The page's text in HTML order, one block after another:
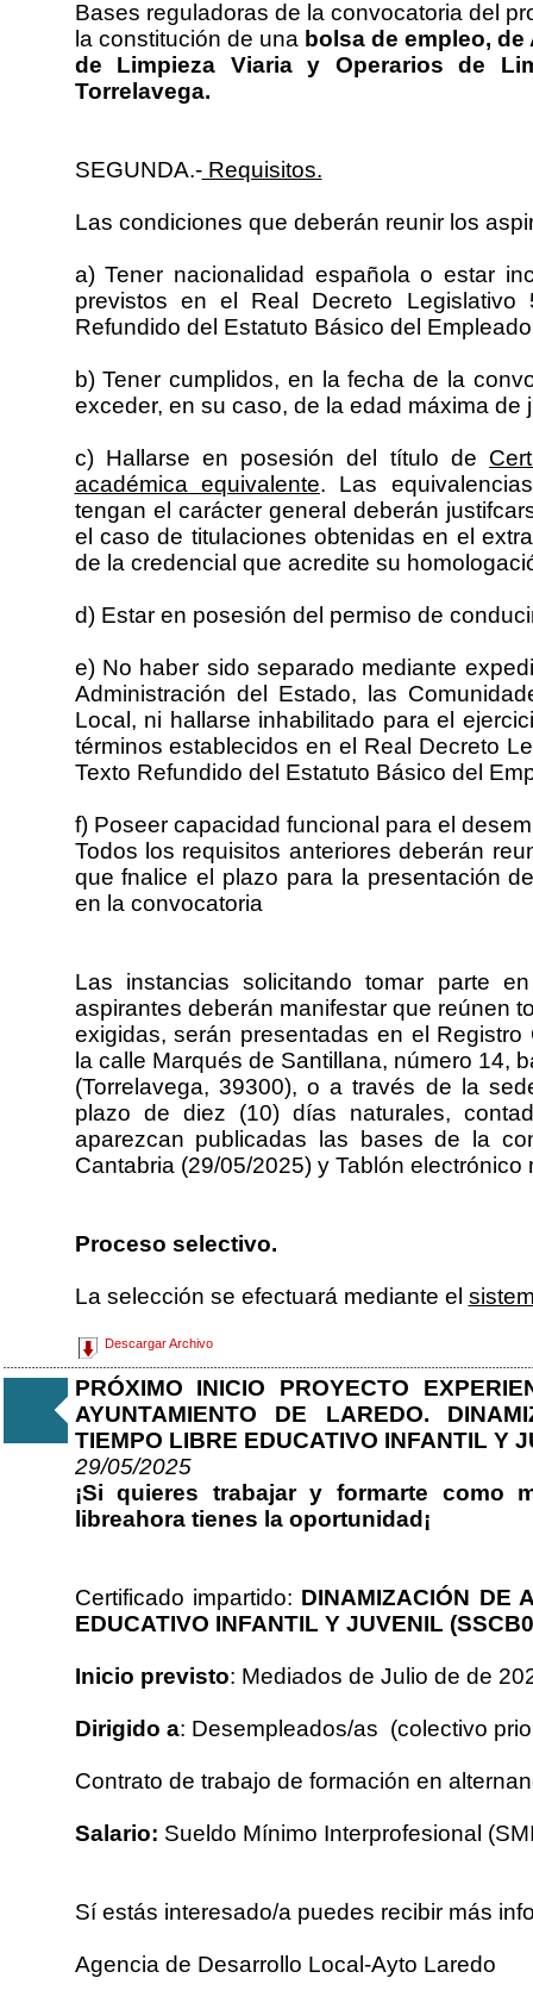
Bases reguladoras de la convocatoria del
la constitución de una bolsa de empleo,
de Limpieza Viaria y Operarios de
Torrelavega.
SEGUNDA.-Requisitos.
Las condiciones que deberán reunir los
a) Tener nacionalidad española o estar
previstos en el Real Decreto
Refundido del Estatuto Básico del
b) Tener cumplidos, en la fecha de la
exceder, en su caso, de la edad máxima de
c) Hallarse en posesión del título de
académica equivalente. Las
tengan el carácter general deberán
el caso de titulaciones obtenidas en el
de la credencial que acredite su
d) Estar en posesión del permiso de
e) No haber sido separado mediante
Administración del Estado, las
Local, ni hallarse inhabilitado para el
términos establecidos en el Real Decreto
Texto Refundido del Estatuto Básico del
f) Poseer capacidad funcional para el
Todos los requisitos anteriores deberán
que fnalice el plazo para la presentación
en la convocatoria
Las instancias solicitando tomar parte
aspirantes deberán manifestar que reúnen
exigidas, serán presentadas en el
la calle Marqués de Santillana, número 14,
(Torrelavega, 39300), o a través de la
plazo de diez (10) días naturales,
aparezcan publicadas las bases de la
Cantabria (29/05/2025) y Tablón electrónico
Proceso selectivo.
La selección se efectuará mediante el
Descargar Archivo
PRÓXIMO INICIO PROYECTO
AYUNTAMIENTO DE LAREDO.
TIEMPO LIBRE EDUCATIVO INFANTIL Y
29/05/2025
¡Si quieres trabajar y formarte como
libreahora tienes la oportunidad¡
Certificado impartido: DINAMIZACIÓN DE
EDUCATIVO INFANTIL Y JUVENIL
Inicio previsto: Mediados de Julio de de
Dirigido a: Desempleados/as (colectivo
Contrato de trabajo de formación en
Salario: Sueldo Mínimo Interprofesional
Sí estás interesado/a puedes recibir más
Agencia de Desarrollo Local-Ayto Laredo